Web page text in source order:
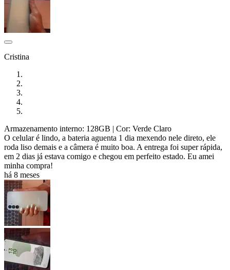
Cristina
Armazenamento interno: 128GB | Cor: Verde Claro
O celular é lindo, a bateria aguenta 1 dia mexendo nele direto, ele
roda liso demais e a câmera é muito boa. A entrega foi super rápida,
em 2 dias já estava comigo e chegou em perfeito estado. Eu amei
minha compra!
há 8 meses